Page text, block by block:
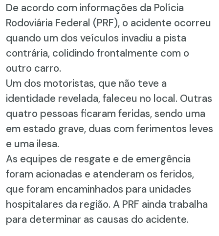
De acordo com informações da Polícia
Rodoviária Federal (PRF), o acidente ocorreu
quando um dos veículos invadiu a pista
contrária, colidindo frontalmente com o
outro carro.
Um dos motoristas, que não teve a
identidade revelada, faleceu no local. Outras
quatro pessoas ficaram feridas, sendo uma
em estado grave, duas com ferimentos leves
e uma ilesa.
As equipes de resgate e de emergência
foram acionadas e atenderam os feridos,
que foram encaminhados para unidades
hospitalares da região. A PRF ainda trabalha
para determinar as causas do acidente.